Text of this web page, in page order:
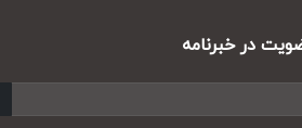
در خبرنامه